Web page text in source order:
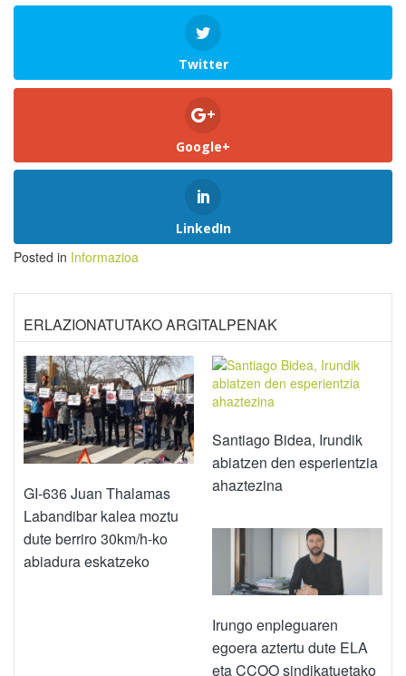
Twitter
Google+
LinkedIn
Posted in Informazioa
ERLAZIONATUTAKO ARGITALPENAK
GI-636 Juan Thalamas
Labandibar kalea moztu
dute berriro 30km/h-ko
abiadura eskatzeko
Santiago Bidea, Irundik
abiatzen den esperientzia
ahaztezina
Irungo enpleguaren
egoera aztertu dute ELA
eta CCOO sindikatuetako